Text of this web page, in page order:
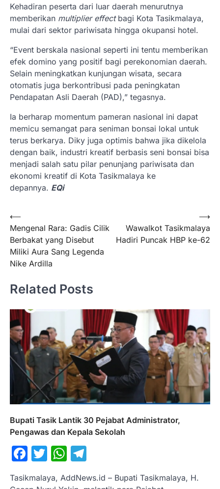
Kehadiran peserta dari luar daerah menurutnya
memberikan multiplier effectbagi Kota Tasikmalaya,
mulai dari sektor pariwisata hingga okupansi hotel.
“Event berskala nasional seperti ini tentu memberikan
efek domino yang positif bagi perekonomian daerah.
Selain meningkatkan kunjungan wisata, secara
otomatis juga berkontribusi pada peningkatan
Pendapatan Asli Daerah (PAD),” tegasnya.
Ia berharap momentum pameran nasional ini dapat
memicu semangat para seniman bonsai lokal untuk
terus berkarya. Diky juga optimis bahwa jika dikelola
dengan baik, industri kreatif berbasis seni bonsai bisa
menjadi salah satu pilar penunjang pariwisata dan
ekonomi kreatif di Kota Tasikmalaya ke
depannya. EQi
Navigasi
pos
⟵
Mengenal Rara: Gadis Cilik
Berbakat yang Disebut
Miliki Aura Sang Legenda
Nike Ardilla
Wawalkot Tasikmalaya
Hadiri Puncak HBP ke-62
⟶
Related Posts
Bupati Tasik Lantik 30 Pejabat Administrator,
Pengawas dan Kepala Sekolah
Facebook
TwitterWhatsApp
Tasikmalaya, AddNews.id – Bupati Tasikmalaya, H.